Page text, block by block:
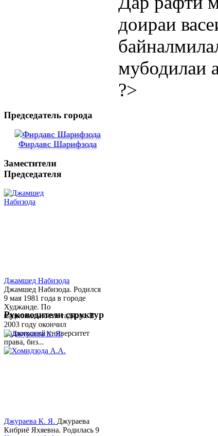
доираи
мубодилаи
?>
Председатель города
Фирдавс Шарифзода
Заместители
Председателя
Джамшед Набизода
Джамшед Набизода. Родился
9 мая 1981 года в городе
Худжанде. По
национальности таджик. В
2003 году окончил
Таджикский университет
права, биз...
Руководители структур
Джураева К. Я. Джураева
Кибриё Яхяевна. Родилась 9